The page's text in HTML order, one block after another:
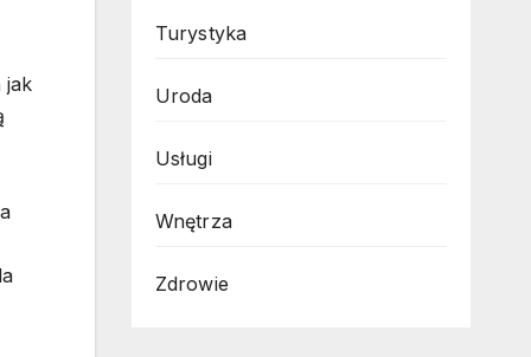
jak
Turystyka
Uroda
Usługi
Wnętrza
Zdrowie